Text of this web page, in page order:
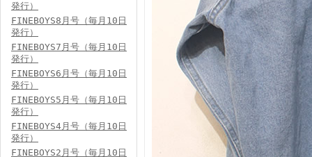
FINEBOYS2024年7月号
FINEBOYS2024年6月号
発行）
FINEBOYS8月号（毎月10日
発行）
FINEBOYS7月号（毎月10日
発行）
FINEBOYS6月号（毎月10日
発行）
FINEBOYS5月号（毎月10日
発行）
FINEBOYS4月号（毎月10日
発行）
FINEBOYS2月号（毎月10日